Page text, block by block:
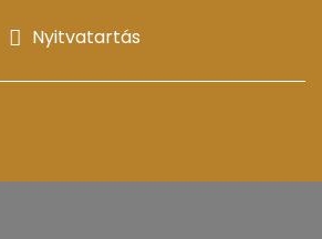
Nyitvatartás